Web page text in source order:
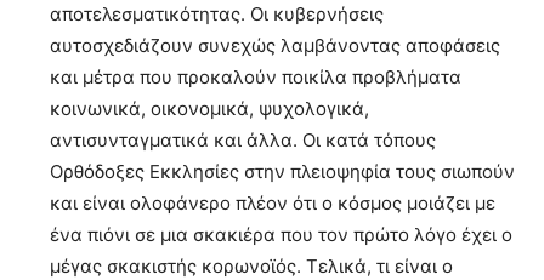
αποτελεσματικότητας. Οι κυβερνήσεις
αυτοσχεδιάζουν συνεχώς λαμβάνοντας αποφάσεις
και μέτρα που προκαλούν ποικίλα προβλήματα
κοινωνικά, οικονομικά, ψυχολογικά,
αντισυνταγματικά και άλλα. Οι κατά τόπους
Ορθόδοξες Εκκλησίες στην πλειοψηφία τους σιωπούν
και είναι ολοφάνερο πλέον ότι ο κόσμος μοιάζει με
ένα πιόνι σε μια σκακιέρα που τον πρώτο λόγο έχει ο
μέγας σκακιστής κορωνοϊός. Τελικά, τι είναι ο